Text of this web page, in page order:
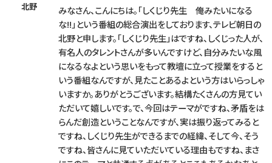
北野
みなさん、こんにちは。「しくじり先生 俺みたいになる
な!!」という番組の総合演出をしております、テレビ朝日の
北野と申します。「しくじり先生」はですね、しくじった人が、
有名人のタレントさんが多いんですけど、自分みたいな風
になるなよという思いをもって教壇に立って授業をすると
いう番組なんですが、見たことあるよという方はいらっしゃ
いますか。ありがとうございます。結構たくさんの方見てい
ただいて嬉しいです。で、今回はテーマがですね、矛盾をは
らんだ創造ということなんですが、実は振り返ってみると
ですね、しくじり先生ができるまでの経緯、そして今、そう
ですね、皆さんに見ていただいている理由もですね、まさ